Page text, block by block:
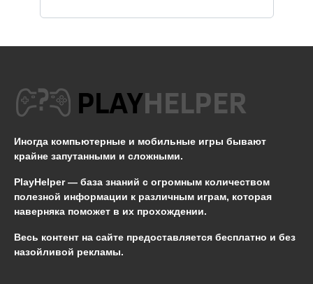
Иногда компьютерные и мобильные игры бывают
крайне запутанными и сложными.
PlayHelper — база знаний с огромным количеством
полезной информации к различным играм, которая
наверняка поможет в их прохождении.
Весь контент на сайте предоставляется бесплатно и без
назойливой рекламы.